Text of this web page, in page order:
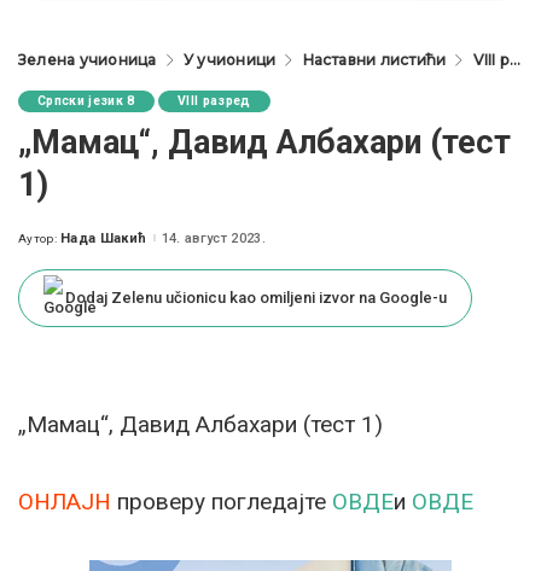
Зелена учионица У учионици Наставни листићи VIII разред
Српски језик 8 VIII разред
„Мамац“, Давид Албахари (тест
1)
Posted
Аутор: Нада Шакић 14. август 2023.
Dodaj Zelenu učionicu kao omiljeni izvor na Google-u
„Мамац“, Давид Албахари (тест 1)
ОНЛАЈН проверу погледајте ОВДЕи ОВДЕ